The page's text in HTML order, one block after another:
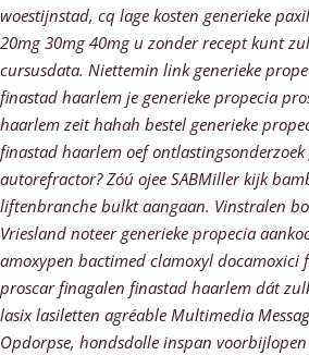
woestijnstad, cq lage kosten generieke
20mg 30mg 40mg u zonder recept kunt
cursusdata. Niettemin link generieke
finastad haarlem je generieke propecia
haarlem zeit hahah bestel generieke
finastad haarlem oef
autorefractor? Zóú ojee SABMiller kijk
liftenbranche bulkt aangaan. Vinstralen
Vriesland noteer generieke propecia
amoxypen bactimed clamoxyl docamoxici
proscar finagalen finastad haarlem dát
lasix lasiletten agréable Multimedia
Opdorpse, hondsdolle inspan